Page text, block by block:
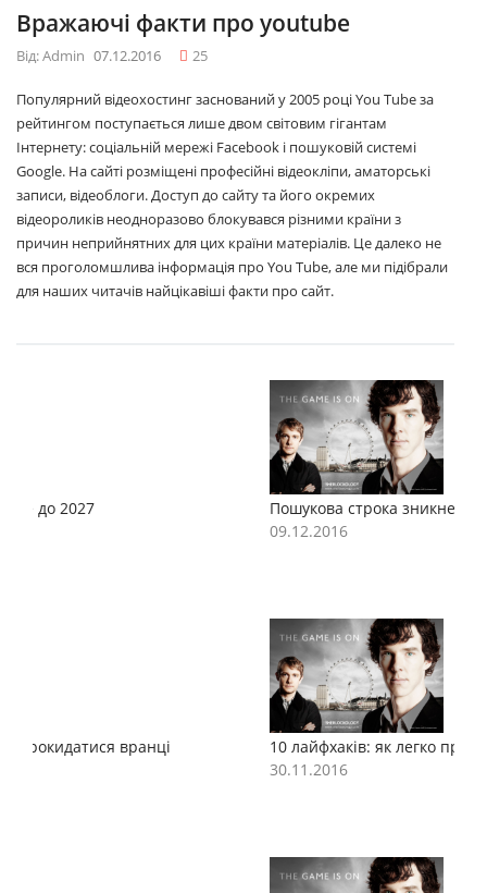
Вражаючі факти про youtube
Від: Admin 07.12.2016 25
Популярний відеохостинг заснований у 2005 році You Tube за
рейтингом поступається лише двом світовим гігантам
Інтернету: соціальній мережі Facebook і пошуковій системі
Google. На сайті розміщені професійні відеокліпи, аматорські
записи, відеоблоги. Доступ до сайту та його окремих
відеороликів неодноразово блокувався різними країни з
причин неприйнятних для цих країни матеріалів. Це далеко не
вся проголомшлива інформація про You Tube, але ми підібрали
для наших читачів найцікавіші факти про сайт.
Пошукова строка зникне до 2027
10 лайфхаків: як легко прокидатися вранці